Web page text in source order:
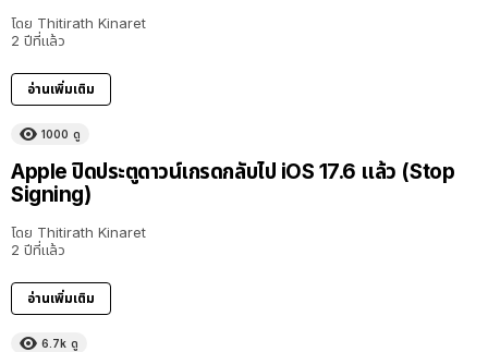
โดย Thitirath Kinaret
2 ปีที่แล้ว
อ่านเพิ่มเติม
1000 ดู
Apple ปิดประตูดาวน์เกรดกลับไป iOS 17.6 แล้ว (Stop
Signing)
โดย Thitirath Kinaret
2 ปีที่แล้ว
อ่านเพิ่มเติม
6.7k ดู